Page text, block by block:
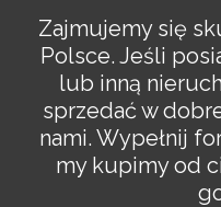
Zajmujemy się
Polsce. Jeśli
lub inną
sprzedać w
nami. Wypełnij
my kupimy od